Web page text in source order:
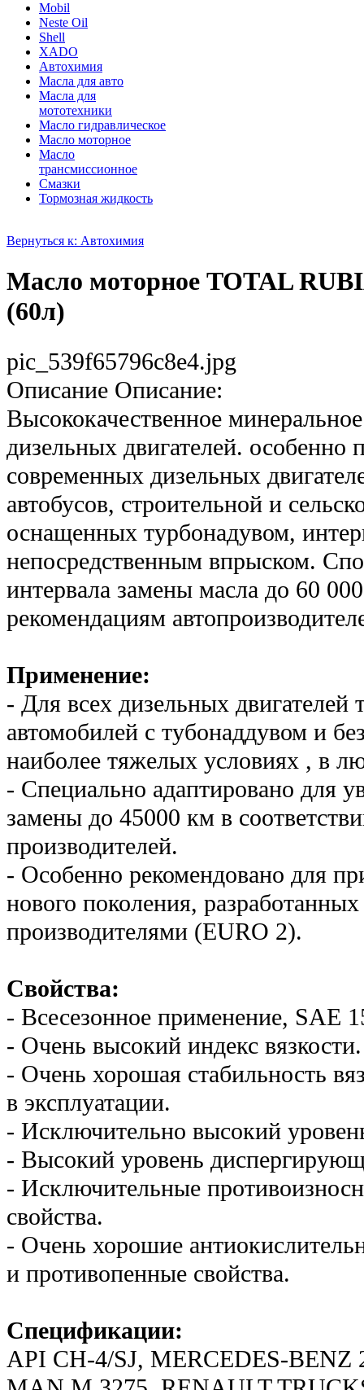
Mobil
Neste Oil
Shell
XADO
Автохимия
Масла для авто
Масла для
мототехники
Масло гидравлическое
Масло моторное
Масло
трансмиссионное
Смазки
Тормозная жидкость
Вернуться к: Автохимия
Масло моторное TOTAL
(60л)
pic_539f65796c8e4.jpg
Описание Описание:
Высококачественное
дизельных двигателей. особенно
современных дизельных
автобусов, строительной и
оснащенных турбонадувом,
непосредственным впрыском.
интервала замены масла до 60
рекомендациям
Применение:
- Для всех дизельных двигателей
автомобилей с тубонаддувом и
наиболее тяжелых условиях , в
- Специально адаптировано для
замены до 45000 км в
производителей.
- Особенно рекомендовано для
нового поколения,
производителями (EURO 2).
Свойства:
- Всесезонное применение, SAE
- Очень высокий индекс вязкости.
- Очень хорошая стабильность
в эксплуатации.
- Исключительно высокий
- Высокий уровень
- Исключительные
свойства.
- Очень хорошие
и противопенные свойства.
Спецификации:
API CH-4/SJ, MERCEDES-BENZ